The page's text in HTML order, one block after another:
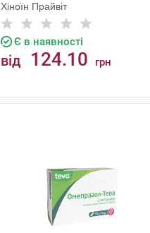
Хіноїн Прайвіт
Є в наявності
від 124.10 грн